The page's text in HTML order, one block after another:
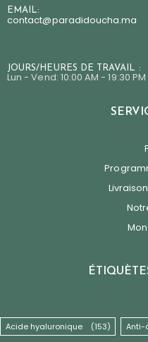
EMAIL:
contact@paradidoucha.ma
JOURS/HEURES DE TRAVAIL :
Lun - Vend: 10:00 AM - 19:30
Acide hyaluronique (153) Anti-